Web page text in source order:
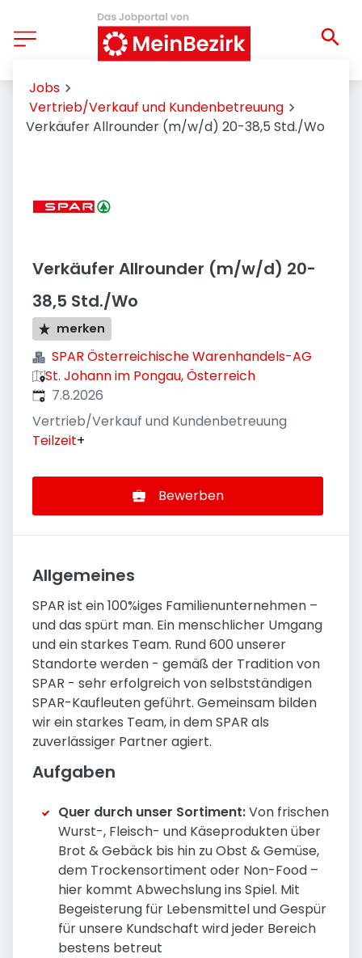
Jobs
Vertrieb/Verkauf und Kundenbetreuung
Verkäufer Allrounder (m/w/d) 20-38,5 Std./Wo
Verkäufer Allrounder (m/w/d) 20-
38,5 Std./Wo
merken
SPAR Österreichische Warenhandels-AG
St. Johann im Pongau, Österreich
Veröffentlicht
7.8.2026
Vertrieb/Verkauf und Kundenbetreuung
Teilzeit+
Bewerben
Allgemeines
SPAR ist ein 100%iges Familienunternehmen –
und das spürt man. Ein menschlicher Umgang
und ein starkes Team. Rund 600 unserer
Standorte werden - gemäß der Tradition von
SPAR - sehr erfolgreich von selbstständigen
SPAR-Kaufleuten geführt. Gemeinsam bilden
wir ein starkes Team, in dem SPAR als
zuverlässiger Partner agiert.
Aufgaben
Quer durch unser Sortiment:Von frischen
Wurst-, Fleisch- und Käseprodukten über
Brot & Gebäck bis hin zu Obst & Gemüse,
dem Trockensortiment oder Non-Food –
hier kommt Abwechslung ins Spiel. Mit
Begeisterung für Lebensmittel und Gespür
für unsere Kundschaft wird jeder Bereich
bestens betreut